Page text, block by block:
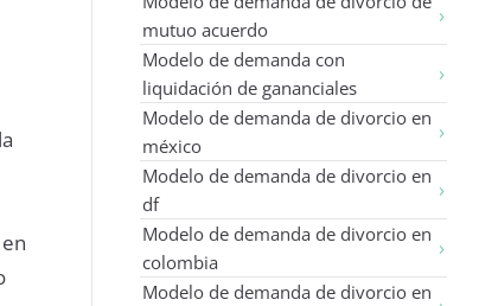
mutuo acuerdo
Modelo de demanda con
liquidación de gananciales
Modelo de demanda de divorcio en
méxico
Modelo de demanda de divorcio en
df
Modelo de demanda de divorcio en
colombia
Modelo de demanda de divorcio en